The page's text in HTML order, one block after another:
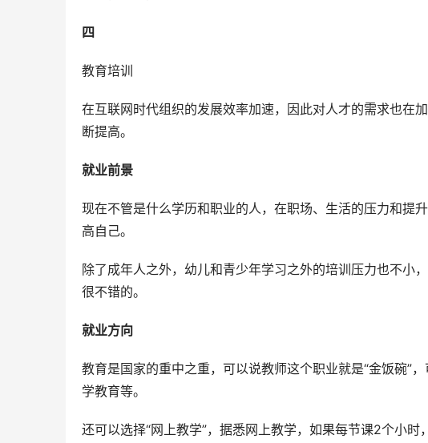
四
教育培训
在互联网时代组织的发展效率加速，因此对人才的需求也在
断提高。
就业前景
现在不管是什么学历和职业的人，在职场、生活的压力和提
高自己。
除了成年人之外，幼儿和青少年学习之外的培训压力也不小
很不错的。
就业方向
教育是国家的重中之重，可以说教师这个职业就是“金饭碗”
学教育等。
还可以选择“网上教学”，据悉网上教学，如果每节课2个小时